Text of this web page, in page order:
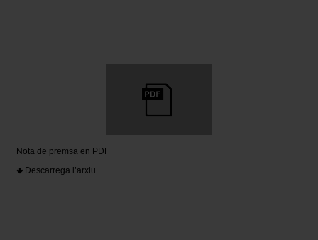
Nota de premsa en PDF
Descarrega l’arxiu